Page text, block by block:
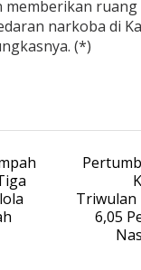
memberikan
narkoba di
(*)
Triwulan
6,05